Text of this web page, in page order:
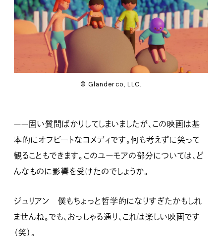
© Glanderco, LLC.
ーー固い質問ばかりしてしまいましたが、この映画は基
本的にオフビートなコメディです。何も考えずに笑って
観ることもできます。このユーモアの部分については、ど
んなものに影響を受けたのでしょうか。
ジュリアン 僕もちょっと哲学的になりすぎたかもしれ
ませんね。でも、おっしゃる通り、これは楽しい映画です
（笑）。